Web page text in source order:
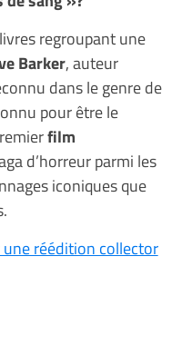
regroupant une
Barker, auteur
dans le genre de
pour être le
film
d’horreur parmi les
iconiques que
réédition collector